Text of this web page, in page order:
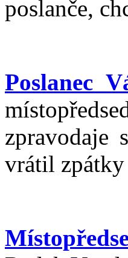
poslanče,
Poslanec
zpravodaje
vrátil